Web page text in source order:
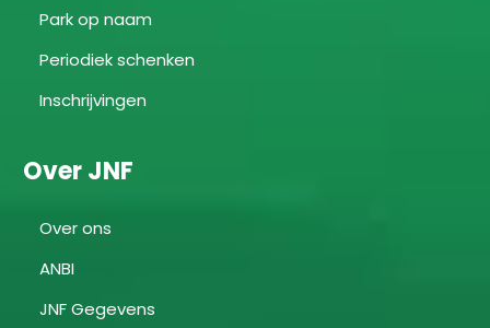
Park op naam
Periodiek schenken
Inschrijvingen
Over JNF
Over ons
ANBI
JNF Gegevens